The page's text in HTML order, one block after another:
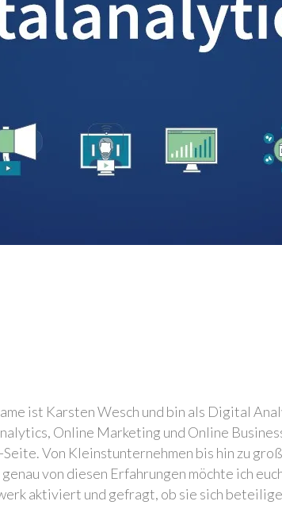
ist Karsten Wesch und bin als Digital
Online Marketing und Online
Von Kleinstunternehmen bis hin zu
von diesen Erfahrungen möchte ich
aktiviert und gefragt, ob sie sich